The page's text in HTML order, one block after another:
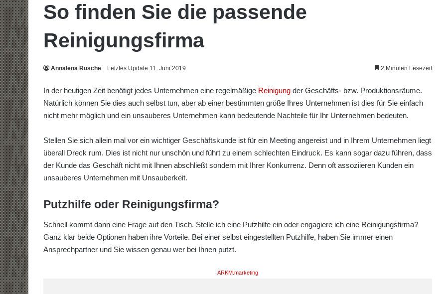
So finden Sie die passende
Reinigungsfirma
Annalena Rüsche Letztes Update 11. Juni 2019 2 Minuten Lesezeit
In der heutigen Zeit benötigt jedes Unternehmen eine regelmäßige Reinigung der Geschäfts- bzw. Produktionsräume.
Natürlich können Sie dies auch selbst tun, aber ab einer bestimmten größe Ihres Unternehmen ist dies für Sie einfach
nicht mehr möglich und ein unsauberes Unternehmen kann bedeutende Nachteile für Ihr Unternehmen bedeuten.
Stellen Sie sich allein mal vor ein wichtiger Geschäftskunde ist für ein Meeting angereist und in Ihrem Unternehmen liegt
überall Dreck rum. Dies ist nicht nur unschön und führt zu einem schlechten Eindruck. Es kann sogar dazu führen, dass
der Kunde das Geschäft nicht mit Ihnen abschließt sondern mit Ihrer Konkurrenz. Denn oft assoziieren Kunden ein
unsauberes Unternehmen mit Unsauberkeit.
Putzhilfe oder Reinigungsfirma?
Schnell kommt dann eine Frage auf den Tisch. Stelle ich eine Putzhilfe ein oder engagiere ich eine Reinigungsfirma?
Ganz klar beide Optionen haben ihre Vorteile. Bei einer selbst eingestellten Putzhilfe, haben Sie immer einen
Ansprechpartner und Sie wissen genau wer bei Ihnen putzt.
ARKM.marketing